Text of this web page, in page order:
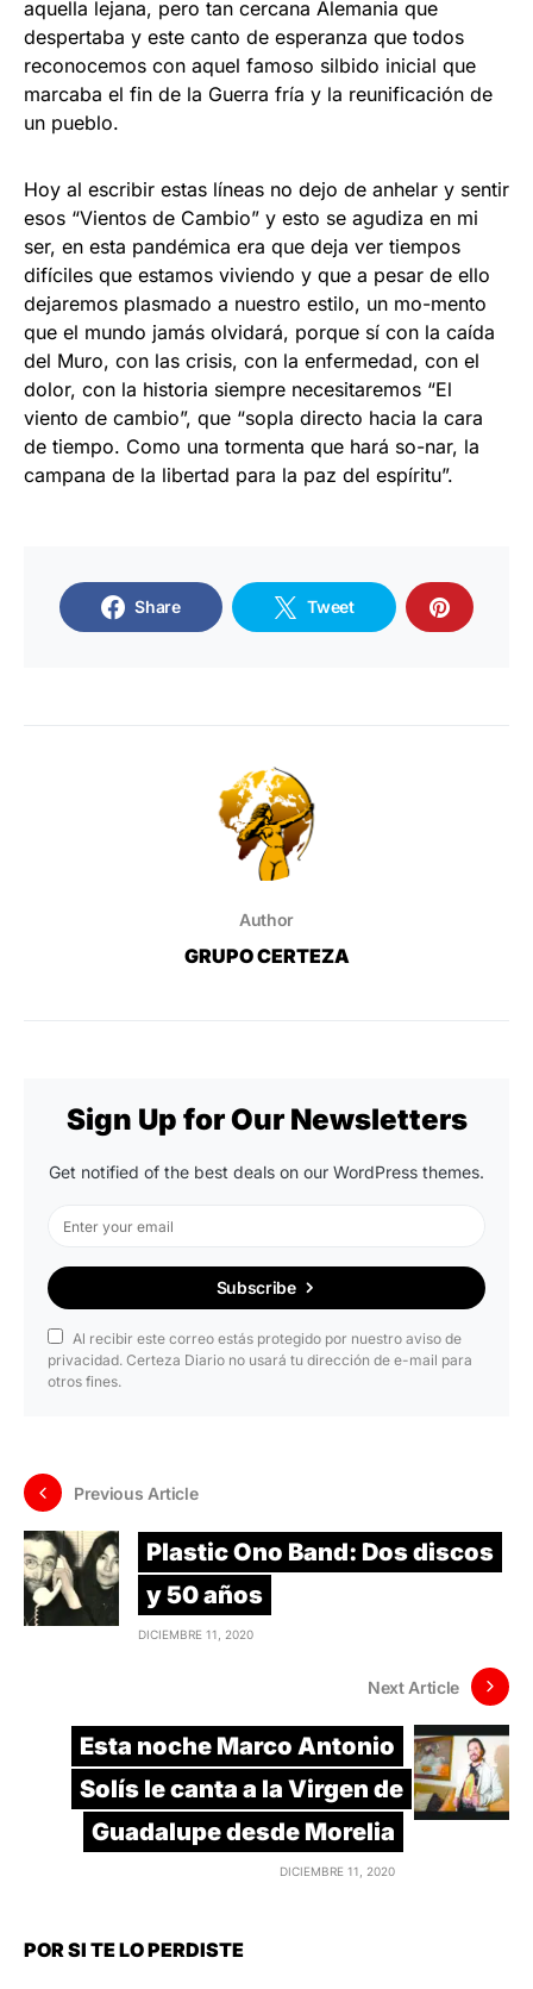
aquella lejana, pero tan cercana Alemania que
despertaba y este canto de esperanza que todos
reconocemos con aquel famoso silbido inicial que
marcaba el fin de la Guerra fría y la reunificación de
un pueblo.
Hoy al escribir estas líneas no dejo de anhelar y sentir
esos “Vientos de Cambio” y esto se agudiza en mi
ser, en esta pandémica era que deja ver tiempos
difíciles que estamos viviendo y que a pesar de ello
dejaremos plasmado a nuestro estilo, un mo-mento
que el mundo jamás olvidará, porque sí con la caída
del Muro, con las crisis, con la enfermedad, con el
dolor, con la historia siempre necesitaremos “El
viento de cambio”, que “sopla directo hacia la cara
de tiempo. Como una tormenta que hará so-nar, la
campana de la libertad para la paz del espíritu”.
Share Tweet
Author
GRUPO CERTEZA
Sign Up for Our Newsletters
Get notified of the best deals on our WordPress themes.
Subscribe
Al recibir este correo estás protegido por nuestro aviso de
privacidad. Certeza Diario no usará tu dirección de e-mail para
otros fines.
Previous Article
Plastic Ono Band: Dos discos
y 50 años
DICIEMBRE 11, 2020
Next Article
Esta noche Marco Antonio
Solís le canta a la Virgen de
Guadalupe desde Morelia
DICIEMBRE 11, 2020
POR SI TE LO PERDISTE